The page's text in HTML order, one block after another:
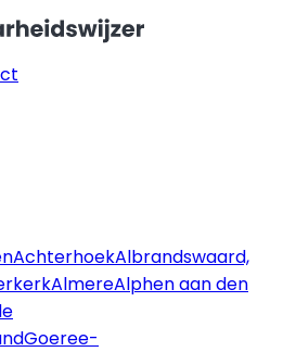
AchterhoekAlbrandswaard,
AlmereAlphen aan den
Goeree-